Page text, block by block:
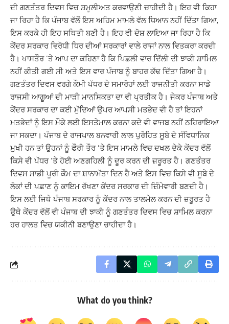
ਦੀ ਗਣਤੰਤਰ ਦਿਵਸ ਵਿਚ ਸ਼ਮੂਲੀਅਤ ਕਰਵਾਉਣੀ ਚਾਹੀਦੀ ਹੈ। ਇਹ ਵੀ ਕਿਹਾ
ਜਾ ਰਿਹਾ ਹੈ ਕਿ ਪੰਜਾਬ ਵੱਲੋਂ ਇਸ ਅਹਿਮ ਮਾਮਲੇ ਵੱਲ ਧਿਆਨ ਨਹੀਂ ਦਿੱਤਾ ਗਿਆ,
ਇਸ ਕਰਕੇ ਹੀ ਇਹ ਸਥਿਤੀ ਬਣੀ ਹੈ। ਇਹ ਵੀ ਦੋਸ਼ ਲਾਇਆ ਜਾ ਰਿਹਾ ਹੈ ਕਿ
ਕੇਂਦਰ ਸਰਕਾਰ ਵਿਰੋਧੀ ਧਿਰ ਦੀਆਂ ਸਰਕਾਰਾਂ ਵਾਲੇ ਰਾਜਾਂ ਨਾਲ ਵਿਤਕਰਾ ਕਰਦੀ
ਹੈ। ਖਾਸਤੌਰ ’ਤੇ ਆਪ ਦਾ ਕਹਿਣਾ ਹੈ ਕਿ ਪਿਛਲੀ ਵਾਰ ਦਿੱਲੀ ਦੀ ਝਾਕੀ ਸ਼ਾਮਿਲ
ਨਹੀਂ ਕੀਤੀ ਗਈ ਸੀ ਅਤੇ ਇਸ ਵਾਰ ਪੰਜਾਬ ਨੂੰ ਬਾਹਰ ਕੱਢ ਦਿੱਤਾ ਗਿਆ ਹੈ।
ਗਣਤੰਤਰ ਦਿਵਸ ਵਰਗੇ ਕੌਮੀ ਪੱਧਰ ਦੇ ਸਮਾਰੋਹਾਂ ਲਈ ਰਾਜਨੀਤੀ ਕਰਨਾ ਸਾਡੇ
ਰਾਜਸੀ ਆਗੂਆਂ ਦੀ ਮਾੜੀ ਮਾਨਸਿਕਤਾ ਦਾ ਵੀ ਪ੍ਰਤੀਕ ਹੈ। ਜੇਕਰ ਪੰਜਾਬ ਅਤੇ
ਕੇਂਦਰ ਸਰਕਾਰ ਦਾ ਕਈ ਮੁੱਦਿਆਂ ਉਪਰ ਆਪਸੀ ਮਤਭੇਦ ਵੀ ਹੈ ਤਾਂ ਇਹਨਾਂ
ਮਤਭੇਦਾਂ ਨੂੰ ਇਸ ਮੌਕੇ ਲਈ ਇਸਤੇਮਾਲ ਕਰਨਾ ਕਦੇ ਵੀ ਵਾਜਬ ਨਹੀਂ ਠਹਿਰਾਇਆ
ਜਾ ਸਕਦਾ। ਪੰਜਾਬ ਦੇ ਰਾਜਪਾਲ ਬਨਵਾਰੀ ਲਾਲ ਪੁਰੋਹਿਤ ਸੂਬੇ ਦੇ ਸੰਵਿਧਾਨਿਕ
ਮੁਖੀ ਹਨ ਤਾਂ ਉਹਨਾਂ ਨੂੰ ਫੌਰੀ ਤੌਰ ’ਤੇ ਇਸ ਮਾਮਲੇ ਵਿਚ ਦਖਲ ਦੇਕੇ ਕੇਂਦਰ ਵੱਲੋਂ
ਕਿਸੇ ਵੀ ਪੱਧਰ ’ਤੇ ਹੋਈ ਅਣਗਹਿਲੀ ਨੂੰ ਦੂਰ ਕਰਨ ਦੀ ਜ਼ਰੂਰਤ ਹੈ। ਗਣਤੰਤਰ
ਦਿਵਸ ਸਾਡੀ ਪੂਰੀ ਕੌਮ ਦਾ ਸ਼ਾਨਾਮੱਤਾ ਦਿਨ ਹੈ ਅਤੇ ਇਸ ਵਿਚ ਕਿਸੇ ਵੀ ਸੂਬੇ ਦੇ
ਲੋਕਾਂ ਦੀ ਪਛਾਣ ਨੂੰ ਕਾਇਮ ਰੱਖਣਾ ਕੇਂਦਰ ਸਰਕਾਰ ਦੀ ਜ਼ਿੰਮੇਵਾਰੀ ਬਣਦੀ ਹੈ।
ਇਸ ਲਈ ਜਿਥੇ ਪੰਜਾਬ ਸਰਕਾਰ ਨੂੰ ਕੇਂਦਰ ਨਾਲ ਤਾਲਮੇਲ ਕਰਨ ਦੀ ਜ਼ਰੂਰਤ ਹੈ
ਉਥੇ ਕੇਂਦਰ ਵੱਲੋਂ ਵੀ ਪੰਜਾਬ ਦੀ ਝਾਕੀ ਨੂੰ ਗਣਤੰਤਰ ਦਿਵਸ ਵਿਚ ਸ਼ਾਮਿਲ ਕਰਨਾ
ਹਰ ਹਾਲਤ ਵਿਚ ਯਕੀਨੀ ਬਣਾਉਣਾ ਚਾਹੀਦਾ ਹੈ।
What do you think?